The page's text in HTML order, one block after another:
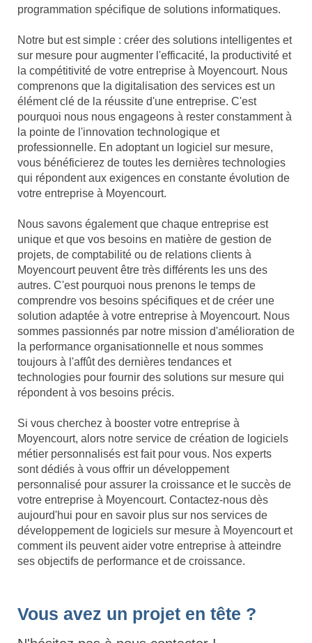
programmation spécifique de solutions informatiques.
Notre but est simple : créer des solutions intelligentes et
sur mesure pour augmenter l'efficacité, la productivité et
la compétitivité de votre entreprise à Moyencourt. Nous
comprenons que la digitalisation des services est un
élément clé de la réussite d'une entreprise. C'est
pourquoi nous nous engageons à rester constamment à
la pointe de l'innovation technologique et
professionnelle. En adoptant un logiciel sur mesure,
vous bénéficierez de toutes les dernières technologies
qui répondent aux exigences en constante évolution de
votre entreprise à Moyencourt.
Nous savons également que chaque entreprise est
unique et que vos besoins en matière de gestion de
projets, de comptabilité ou de relations clients à
Moyencourt peuvent être très différents les uns des
autres. C'est pourquoi nous prenons le temps de
comprendre vos besoins spécifiques et de créer une
solution adaptée à votre entreprise à Moyencourt. Nous
sommes passionnés par notre mission d'amélioration de
la performance organisationnelle et nous sommes
toujours à l'affût des dernières tendances et
technologies pour fournir des solutions sur mesure qui
répondent à vos besoins précis.
Si vous cherchez à booster votre entreprise à
Moyencourt, alors notre service de création de logiciels
métier personnalisés est fait pour vous. Nos experts
sont dédiés à vous offrir un développement
personnalisé pour assurer la croissance et le succès de
votre entreprise à Moyencourt. Contactez-nous dès
aujourd'hui pour en savoir plus sur nos services de
développement de logiciels sur mesure à Moyencourt et
comment ils peuvent aider votre entreprise à atteindre
ses objectifs de performance et de croissance.
Vous avez un projet en tête ?